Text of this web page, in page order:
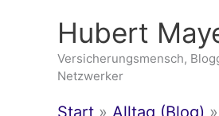
springen
Hubert
Versicherungsmensch,
Netzwerker
Start Alltag (Blog)